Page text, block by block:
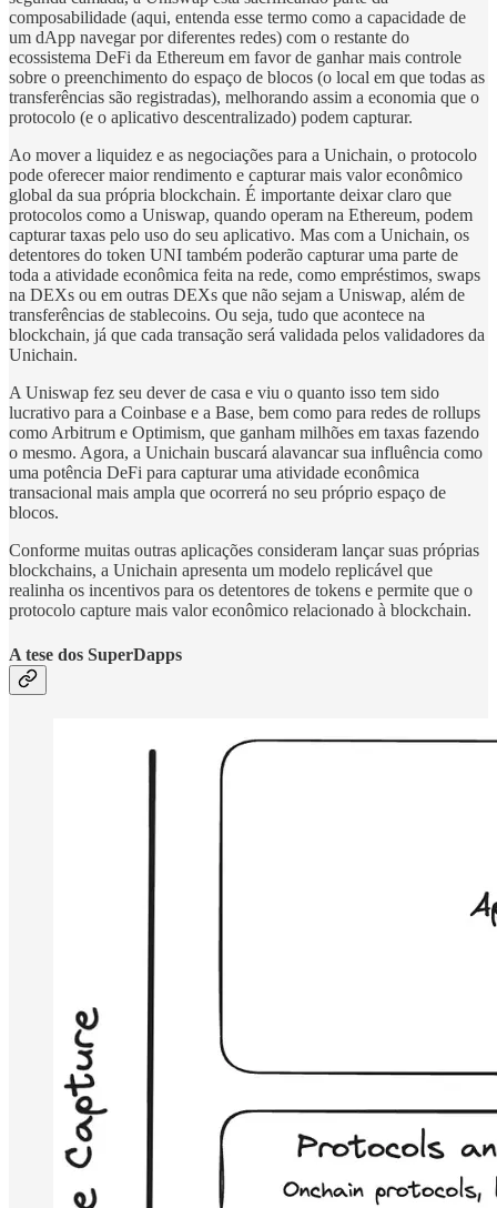
composabilidade (aqui, entenda esse termo como a capacidade de
um dApp navegar por diferentes redes) com o restante do
ecossistema DeFi da Ethereum em favor de ganhar mais controle
sobre o preenchimento do espaço de blocos (o local em que todas as
transferências são registradas), melhorando assim a economia que o
protocolo (e o aplicativo descentralizado) podem capturar.
Ao mover a liquidez e as negociações para a Unichain, o protocolo
pode oferecer maior rendimento e capturar mais valor econômico
global da sua própria blockchain. É importante deixar claro que
protocolos como a Uniswap, quando operam na Ethereum, podem
capturar taxas pelo uso do seu aplicativo. Mas com a Unichain, os
detentores do token UNI também poderão capturar uma parte de
toda a atividade econômica feita na rede, como empréstimos, swaps
na DEXs ou em outras DEXs que não sejam a Uniswap, além de
transferências de stablecoins. Ou seja, tudo que acontece na
blockchain, já que cada transação será validada pelos validadores da
Unichain.
A Uniswap fez seu dever de casa e viu o quanto isso tem sido
lucrativo para a Coinbase e a Base, bem como para redes de rollups
como Arbitrum e Optimism, que ganham milhões em taxas fazendo
o mesmo. Agora, a Unichain buscará alavancar sua influência como
uma potência DeFi para capturar uma atividade econômica
transacional mais ampla que ocorrerá no seu próprio espaço de
blocos.
Conforme muitas outras aplicações consideram lançar suas próprias
blockchains, a Unichain apresenta um modelo replicável que
realinha os incentivos para os detentores de tokens e permite que o
protocolo capture mais valor econômico relacionado à blockchain.
A tese dos SuperDapps